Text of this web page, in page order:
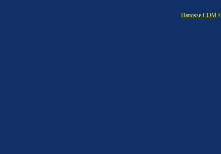
Danosse.COM